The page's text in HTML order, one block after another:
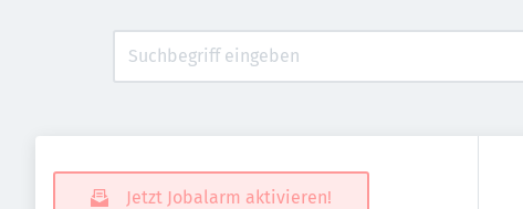
Jetzt Jobalarm aktivieren!